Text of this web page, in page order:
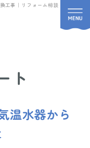
工事｜リフォーム相談
ト
水器から